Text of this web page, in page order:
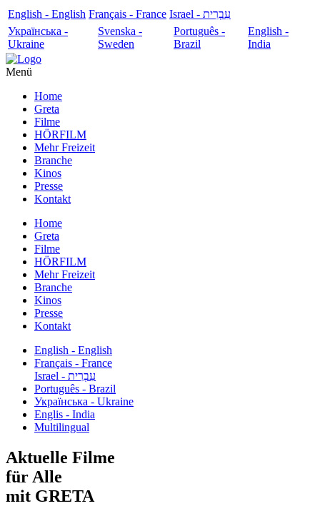
English - English Français - France
עִבְרִית - Israel
Українська -
Ukraine
Svenska -
Sweden
Português -
Brazil
English -
India
Menü
Home
Greta
Filme
HÖRFILM
Mehr Freizeit
Branche
Kinos
Presse
Kontakt
Home
Greta
Filme
HÖRFILM
Mehr Freizeit
Branche
Kinos
Presse
Kontakt
English - English
Français - France
עִבְרִית - Israel
Português - Brazil
Українська - Ukraine
Englis - India
Multilingual
Aktuelle Filme
für Alle
mit GRETA